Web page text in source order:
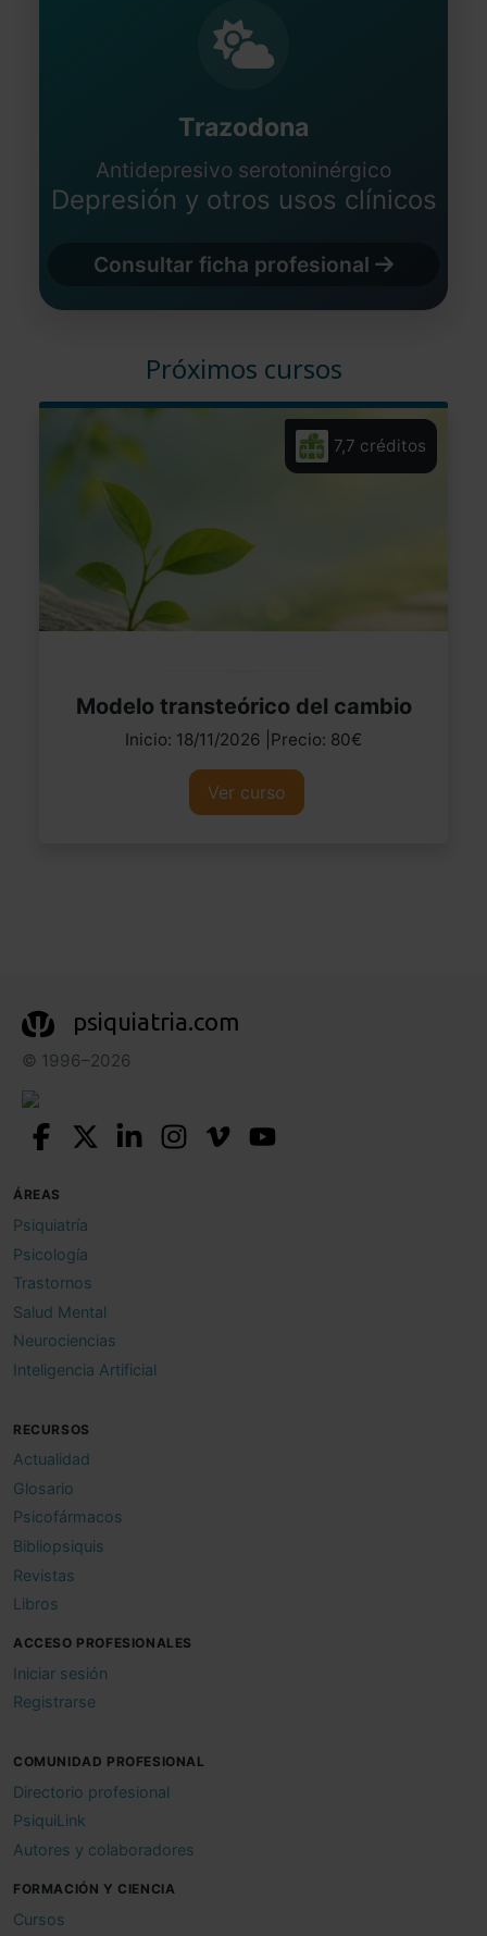
Trazodona
Antidepresivo serotoninérgico
Depresión y otros usos clínicos
Consultar ficha profesional
Próximos cursos
7,7 créditos
Modelo transteórico del cambio
Inicio: 18/11/2026 |Precio: 80€
Ver curso
psiquiatria.com
© 1996–2026
ÁREAS
Psiquiatría
Psicología
Trastornos
Salud Mental
Neurociencias
Inteligencia Artificial
RECURSOS
Actualidad
Glosario
Psicofármacos
Bibliopsiquis
Revistas
Libros
ACCESO PROFESIONALES
Iniciar sesión
Registrarse
COMUNIDAD PROFESIONAL
Directorio profesional
PsiquiLink
Autores y colaboradores
FORMACIÓN Y CIENCIA
Cursos